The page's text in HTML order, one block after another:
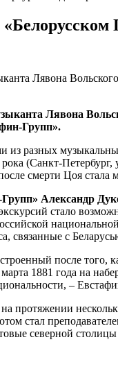
Лявона
Лявона
Групп».
разных
(Санкт-
смерти Цоя стала
Александр
стало
связанные с
после того,
1881 года на
–
протяжении
стал
северной